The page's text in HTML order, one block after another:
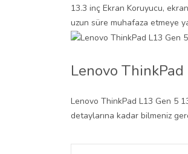
13.3 inç Ekran Koruyucu,
uzun süre muhafaza etmeye
Lenovo
Lenovo ThinkPad L13 Gen 5
detaylarına kadar bilmeniz